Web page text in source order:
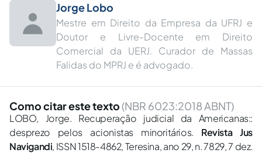
Jorge Lobo
Mestre em Direito da Empresa da UFRJ e
Doutor e Livre-Docente em Direito
Comercial da UERJ. Curador de Massas
Falidas do MPRJ e é advogado.
Como citar este texto (NBR 6023:2018 ABNT)
LOBO, Jorge. Recuperação judicial da Americanas::
desprezo pelos acionistas minoritários. Revista Jus
Navigandi, ISSN 1518-4862, Teresina, ano 29, n. 7829, 7 dez.